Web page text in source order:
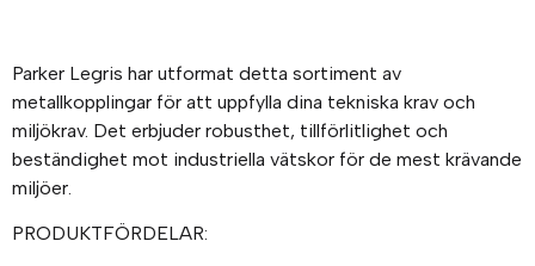
Parker Legris har utformat detta sortiment av
metallkopplingar för att uppfylla dina tekniska krav och
miljökrav. Det erbjuder robusthet, tillförlitlighet och
beständighet mot industriella vätskor för de mest krävande
miljöer.
PRODUKTFÖRDELAR: